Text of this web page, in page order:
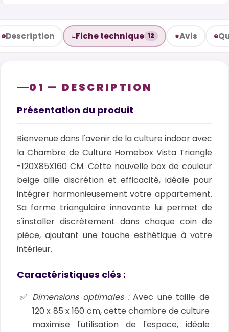
Description Fiche technique 12 Avis
01 — DESCRIPTION
Présentation du produit
Bienvenue dans l'avenir de la culture indoor avec
la Chambre de Culture Homebox Vista Triangle
-120X85X160 CM. Cette nouvelle box de couleur
beige allie discrétion et efficacité, idéale pour
intégrer harmonieusement votre appartement.
Sa forme triangulaire innovante lui permet de
s'installer discrètement dans chaque coin de
pièce, ajoutant une touche esthétique à votre
intérieur.
Caractéristiques clés :
Dimensions optimales :Avec une taille de
120 x 85 x 160 cm, cette chambre de culture
maximise l'utilisation de l'espace, idéale